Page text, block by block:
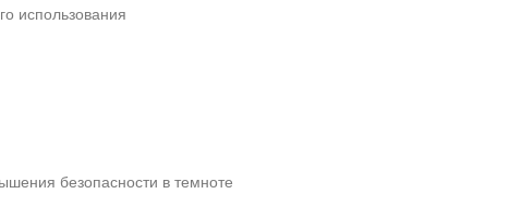
использования
безопасности в темноте